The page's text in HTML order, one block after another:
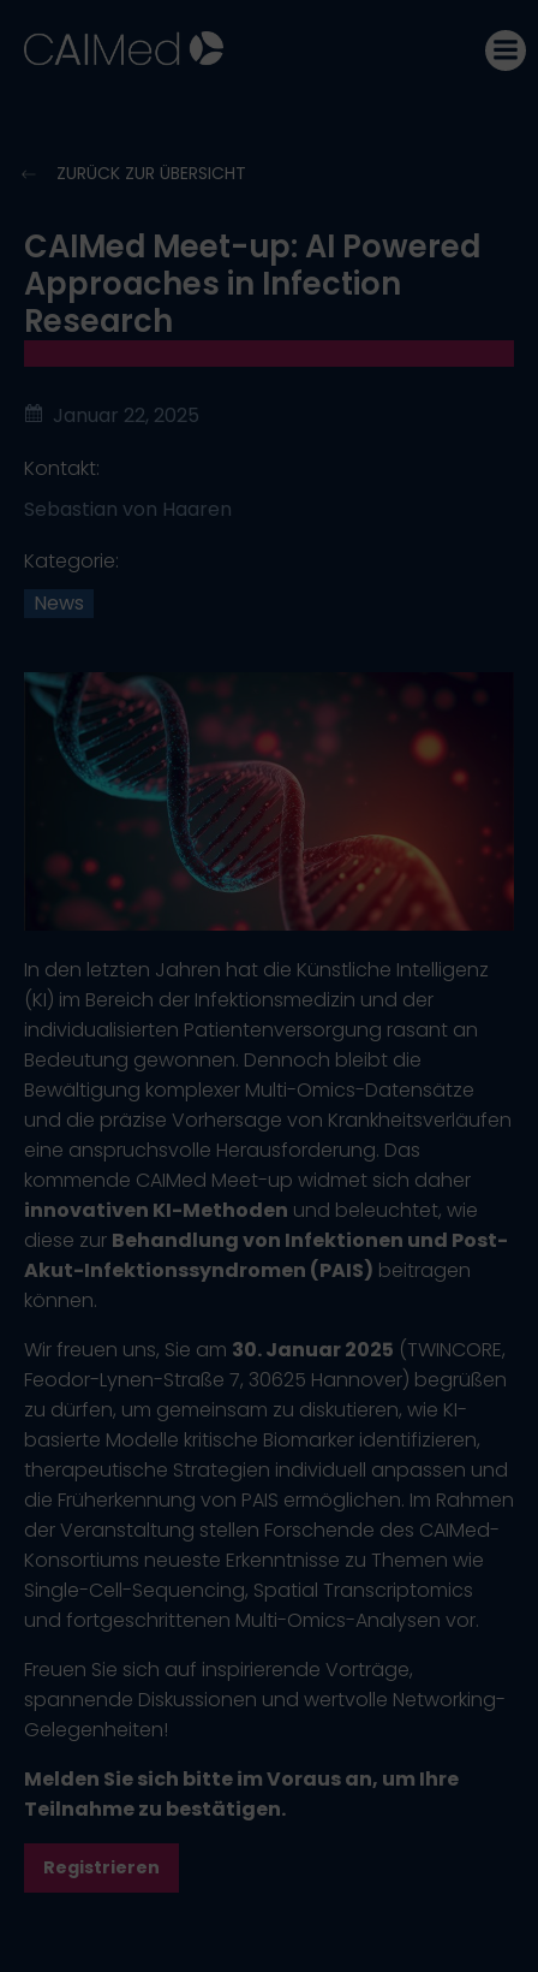
ZURÜCK ZUR ÜBERSICHT
In den letzten Jahren hat die Künstliche Intelligenz
(KI) im Bereich der Infektionsmedizin und der
individualisierten Patientenversorgung rasant an
Bedeutung gewonnen. Dennoch bleibt die
Bewältigung komplexer Multi-Omics-Datensätze
und die präzise Vorhersage von Krankheitsverläufen
eine anspruchsvolle Herausforderung. Das
kommende CAIMed Meet-up widmet sich daher
innovativen KI-Methoden und beleuchtet, wie
diese zur Behandlung von Infektionen und Post-
Akut-Infektionssyndromen (PAIS) beitragen
können.
Wir freuen uns, Sie am 30. Januar 2025 (TWINCORE,
Feodor-Lynen-Straße 7, 30625 Hannover) begrüßen
zu dürfen, um gemeinsam zu diskutieren, wie KI-
basierte Modelle kritische Biomarker identifizieren,
therapeutische Strategien individuell anpassen und
die Früherkennung von PAIS ermöglichen. Im Rahmen
der Veranstaltung stellen Forschende des CAIMed-
Konsortiums neueste Erkenntnisse zu Themen wie
Single-Cell-Sequencing, Spatial Transcriptomics
und fortgeschrittenen Multi-Omics-Analysen vor.
Freuen Sie sich auf inspirierende Vorträge,
spannende Diskussionen und wertvolle Networking-
Gelegenheiten!
Melden Sie sich bitte im Voraus an, um Ihre
Teilnahme zu bestätigen.
Registrieren
CAIMed Meet-up: AI Powered
Approaches in Infection
Research
Januar 22, 2025
Kontakt:
Sebastian von Haaren
Kategorie:
News